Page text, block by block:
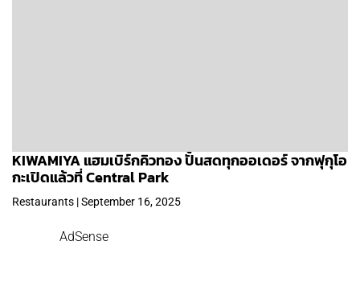
KIWAMIYA แฮมเบิร์กคิวทอง ปั้นสดทุกออเดอร์ จากฟุกุโอ
กะเปิดแล้วที่ Central Park
Restaurants | September 16, 2025
AdSense